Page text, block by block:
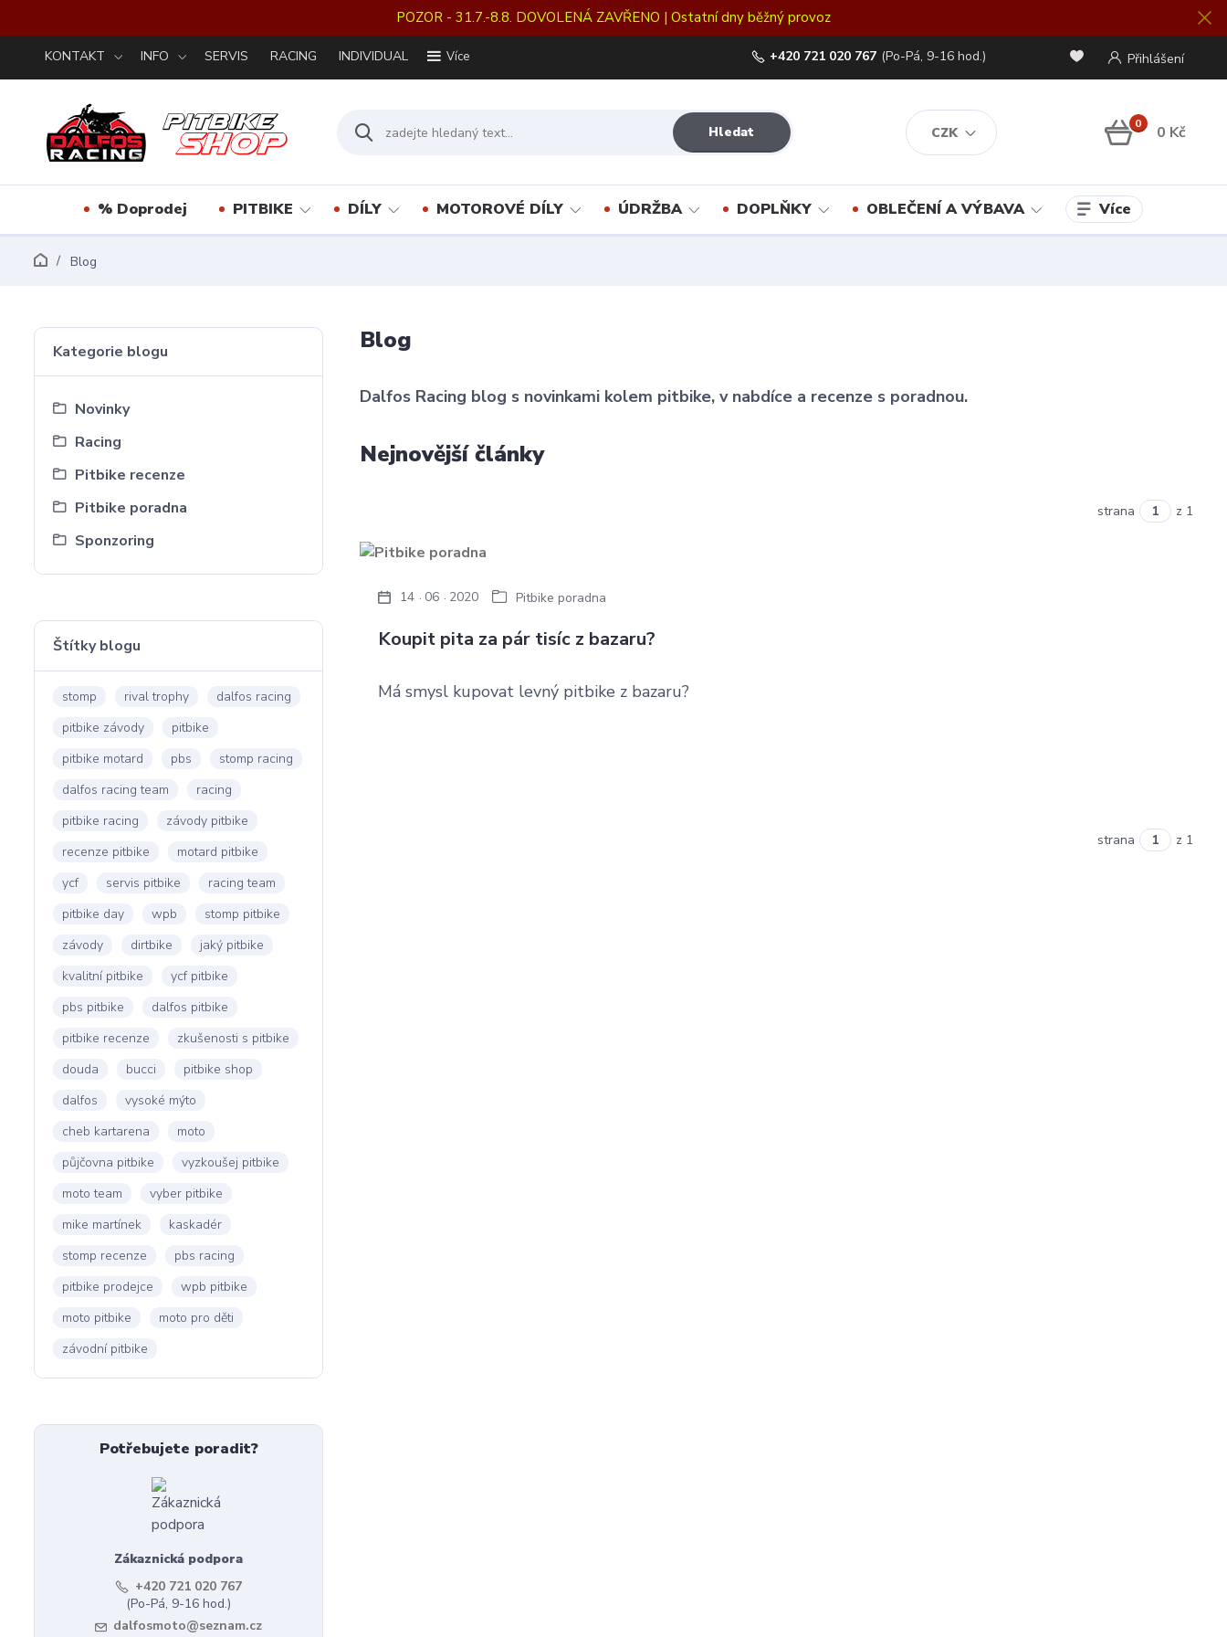
POZOR - 31.7.-8.8. DOVOLENÁ ZAVŘENO | Ostatní dny běžný provoz
KONTAKT INFO SERVIS RACING INDIVIDUAL Více
CZK
Přihlášení
Hledat
+420 721 020 767 (Po-Pá, 9-16 hod.)
0 0 Kč
% Doprodej PITBIKE DÍLY MOTOROVÉ DÍLY ÚDRŽBA DOPLŇKY OBLEČENÍ A VÝBAVA Více
Blog
Kategorie blogu
Novinky
Racing
Pitbike recenze
Pitbike poradna
Sponzoring
Štítky blogu
stomp rival trophy
dalfos racing
pitbike závody
pitbike
pitbike motard
pbs
stomp racing
dalfos racing team
racing
pitbike racing
závody pitbike
recenze pitbike
motard pitbike
ycf
servis pitbike
racing team
pitbike day
wpb
stomp pitbike
závody
dirtbike
jaký pitbike
kvalitní pitbike
ycf pitbike
pbs pitbike
dalfos pitbike
pitbike recenze
zkušenosti s pitbike
douda
bucci
pitbike shop
dalfos
vysoké mýto
cheb kartarena
moto
půjčovna pitbike
vyzkoušej pitbike
moto team
vyber pitbike
mike martínek
kaskadér
stomp recenze
pbs racing
pitbike prodejce
wpb pitbike
moto pitbike
moto pro děti
závodní pitbike
Potřebujete poradit?
Zákaznická podpora
+420 721 020 767
(Po-Pá, 9-16 hod.)
dalfosmoto@seznam.cz
Blog
Dalfos Racing blog s novinkami kolem pitbike, v nabdíce a recenze s poradnou.
Nejnovější články
strana z 1
Koupit pita za pár tisíc z bazaru?
14 06 2020 Pitbike poradna
Má smysl kupovat levný pitbike z bazaru?
strana z 1